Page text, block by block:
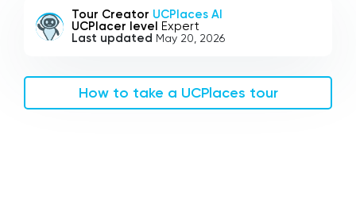
Tour Creator UCPlaces AI
UCPlacer level Expert
Last updated May 20, 2026
How to take a UCPlaces tour